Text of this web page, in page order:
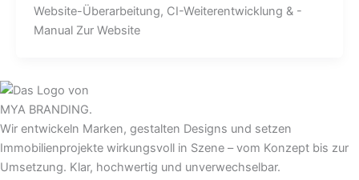
Website-Überarbeitung, CI-Weiterentwicklung & -
Manual Zur Website
Wir entwickeln Marken, gestalten Designs und setzen
Immobilienprojekte wirkungsvoll in Szene – vom Konzept bis zur
Umsetzung. Klar, hochwertig und unverwechselbar.